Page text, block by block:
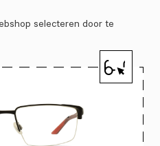
selecteren door te